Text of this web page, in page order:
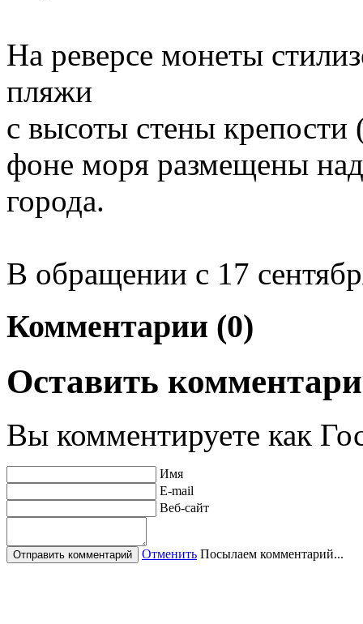
На реверсе монеты
пляжи
с высоты стены крепости
фоне моря размещены
города.
В обращении с 17
Комментарии (0)
Оставить
Вы комментируете как
Имя
E-mail
Веб-сайт
Отменить Посылаем комментарий...